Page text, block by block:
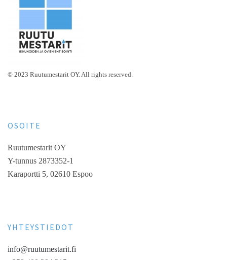
© 2023 Ruutumestarit OY. All rights reserved.
OSOITE
Ruutumestarit OY
Y-tunnus 2873352-1
Karaportti 5, 02610 Espoo
YHTEYSTIEDOT
info@ruutumestarit.fi